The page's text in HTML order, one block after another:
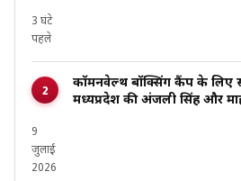
3 घंटे
पहले
कॉमनवेल्थ बॉक्सिंग कैंप के लिए
मध्यप्रदेश की अंजली सिंह और
9
जुलाई
2026